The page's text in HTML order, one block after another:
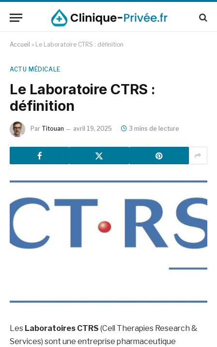
Accueil » Le Laboratoire CTRS : définition
ACTU MÉDICALE
Le Laboratoire CTRS :
définition
Par Titouan avril 19, 2025 3 mins de lecture
Les Laboratoires CTRS (Cell Therapies Research &
Services) sont une entreprise pharmaceutique